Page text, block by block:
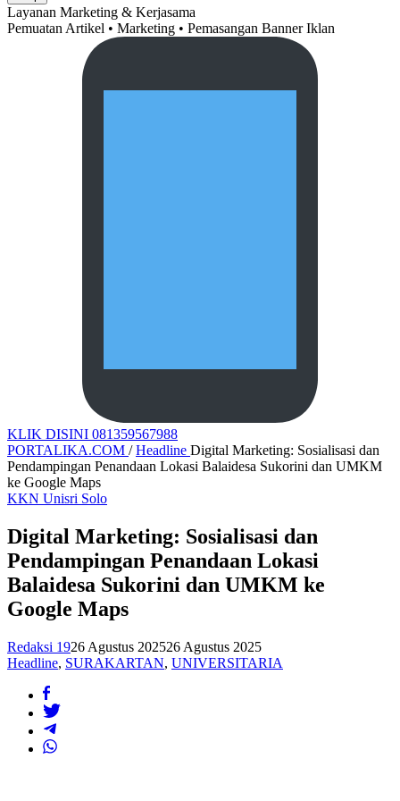
Layanan Marketing & Kerjasama
Pemuatan Artikel • Marketing • Pemasangan Banner Iklan
KLIK DISINI 081359567988
PORTALIKA.COM / Headline Digital Marketing: Sosialisasi dan
Pendampingan Penandaan Lokasi Balaidesa Sukorini dan UMKM
ke Google Maps
KKN Unisri Solo
Digital Marketing: Sosialisasi dan
Pendampingan Penandaan Lokasi
Balaidesa Sukorini dan UMKM ke
Google Maps
Redaksi 1926 Agustus 202526 Agustus 2025
Headline, SURAKARTAN, UNIVERSITARIA